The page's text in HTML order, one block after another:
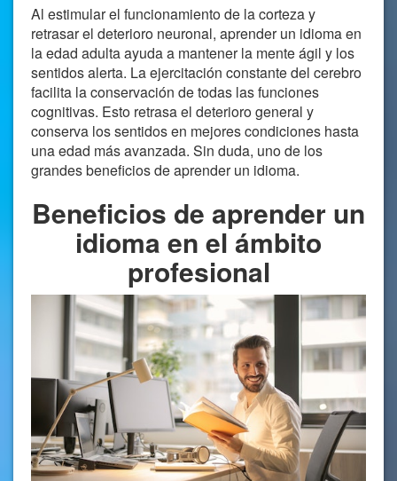
Al estimular el funcionamiento de la corteza y
retrasar el deterioro neuronal, aprender un idioma en
la edad adulta ayuda a mantener la mente ágil y los
sentidos alerta. La ejercitación constante del cerebro
facilita la conservación de todas las funciones
cognitivas. Esto retrasa el deterioro general y
conserva los sentidos en mejores condiciones hasta
una edad más avanzada. Sin duda, uno de los
grandes beneficios de aprender un idioma.
Beneficios de aprender un
idioma en el ámbito
profesional